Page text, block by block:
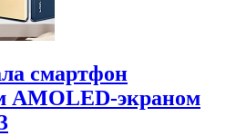
смартфон
AMOLED-экраном